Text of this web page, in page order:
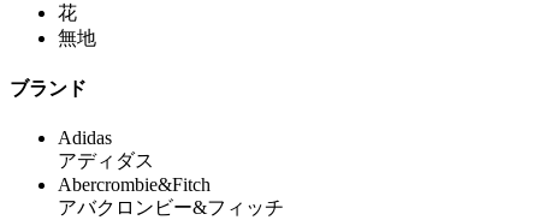
花
無地
ブランド
Adidas
アディダス
Abercrombie&Fitch
アバクロンビー&フィッチ